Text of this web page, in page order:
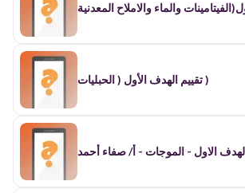
والماء والاملاح المعدنية
تقييم الهدف الأول ( الحبليات )
الاول - الموجات - أ/ صفاء أحمد